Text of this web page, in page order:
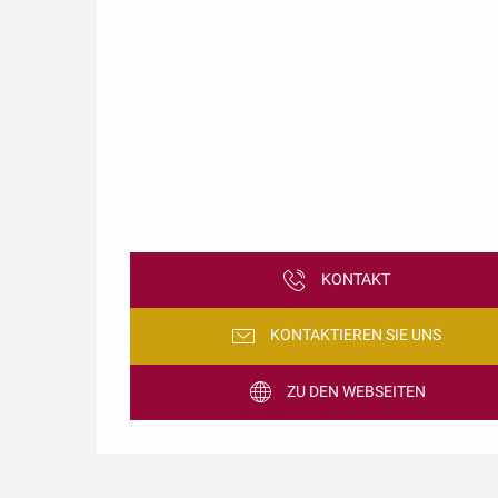
KONTAKT
KONTAKTIEREN SIE UNS
ZU DEN WEBSEITEN